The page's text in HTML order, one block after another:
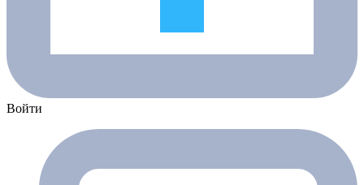
Войти